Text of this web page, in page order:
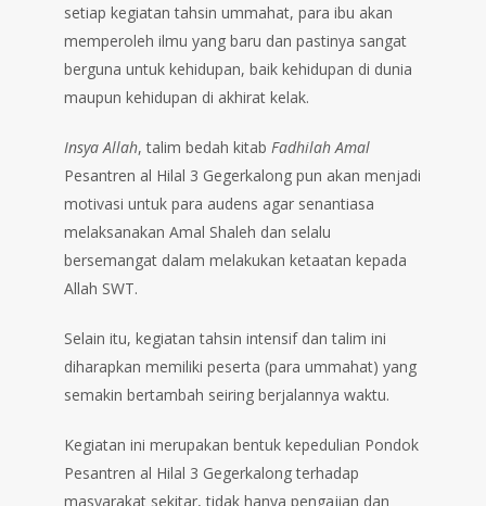
setiap kegiatan tahsin ummahat, para ibu akan
memperoleh ilmu yang baru dan pastinya sangat
berguna untuk kehidupan, baik kehidupan di dunia
maupun kehidupan di akhirat kelak.
Insya Allah, talim bedah kitab Fadhilah Amal
Pesantren al Hilal 3 Gegerkalong pun akan menjadi
motivasi untuk para audens agar senantiasa
melaksanakan Amal Shaleh dan selalu
bersemangat dalam melakukan ketaatan kepada
Allah SWT.
Selain itu, kegiatan tahsin intensif dan talim ini
diharapkan memiliki peserta (para ummahat) yang
semakin bertambah seiring berjalannya waktu.
Kegiatan ini merupakan bentuk kepedulian Pondok
Pesantren al Hilal 3 Gegerkalong terhadap
masyarakat sekitar, tidak hanya pengajian dan